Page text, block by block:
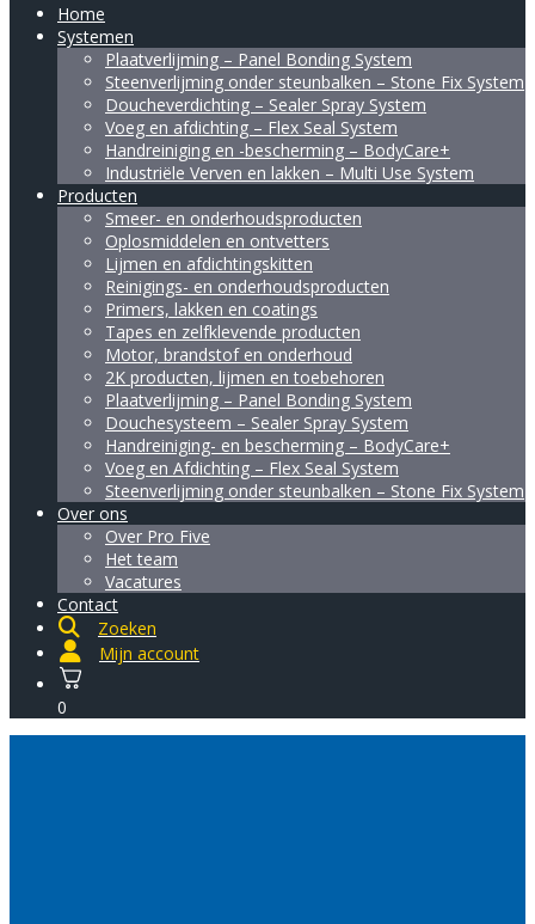
Home
Systemen
Plaatverlijming – Panel Bonding System
Steenverlijming onder steunbalken – Stone Fix System
Doucheverdichting – Sealer Spray System
Voeg en afdichting – Flex Seal System
Handreiniging en -bescherming – BodyCare+
Industriële Verven en lakken – Multi Use System
Producten
Smeer- en onderhoudsproducten
Oplosmiddelen en ontvetters
Lijmen en afdichtingskitten
Reinigings- en onderhoudsproducten
Primers, lakken en coatings
Tapes en zelfklevende producten
Motor, brandstof en onderhoud
2K producten, lijmen en toebehoren
Plaatverlijming – Panel Bonding System
Douchesysteem – Sealer Spray System
Handreiniging- en bescherming – BodyCare+
Voeg en Afdichting – Flex Seal System
Steenverlijming onder steunbalken – Stone Fix System
Over ons
Over Pro Five
Het team
Vacatures
Contact
Zoeken
Mijn account
0